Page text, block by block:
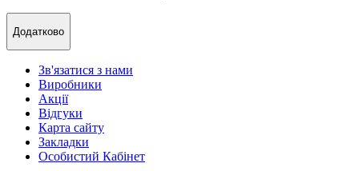
Додатково
Зв'язатися з нами
Виробники
Акції
Відгуки
Карта сайту
Закладки
Особистий Кабінет